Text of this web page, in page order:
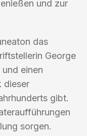
und zur
das
George
einen
dieser
gibt.
sorgen.